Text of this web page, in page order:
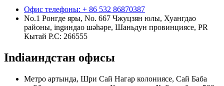
Офис телефоны: + 86 532 86870387
No.1 Ронгде яры, No. 667 Чжуцзян юлы, Хуангдао
районы, ingиндао шәһәре, Шаньдун провинциясе, PR
Кытай Р.С: 266555
Indiaиндстан офисы
Метро артында, Шри Сай Нагар колониясе, Сай Баба